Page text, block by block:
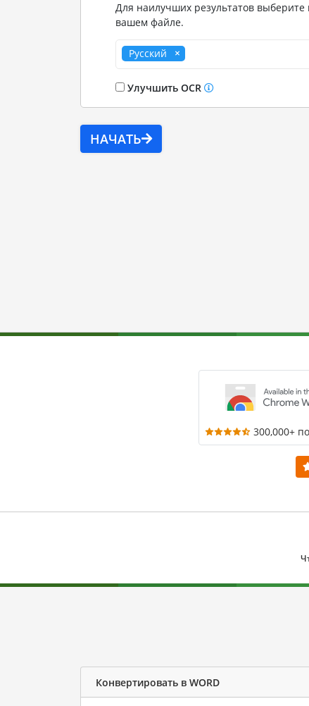
Для наилучших результатов выберите
вашем файле.
Русский
Улучшить OCR
НАЧАТЬ
300,000+
Конвертировать в WORD